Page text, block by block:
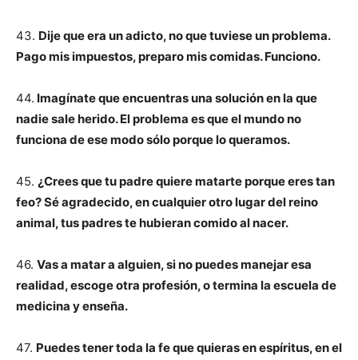
43. Dije que era un adicto, no que tuviese un problema.
Pago mis impuestos, preparo mis comidas. Funciono.
44. Imagínate que encuentras una solución en la que
nadie sale herido. El problema es que el mundo no
funciona de ese modo sólo porque lo queramos.
45. ¿Crees que tu padre quiere matarte porque eres tan
feo? Sé agradecido, en cualquier otro lugar del reino
animal, tus padres te hubieran comido al nacer.
46. Vas a matar a alguien, si no puedes manejar esa
realidad, escoge otra profesión, o termina la escuela de
medicina y enseña.
47. Puedes tener toda la fe que quieras en espíritus, en el